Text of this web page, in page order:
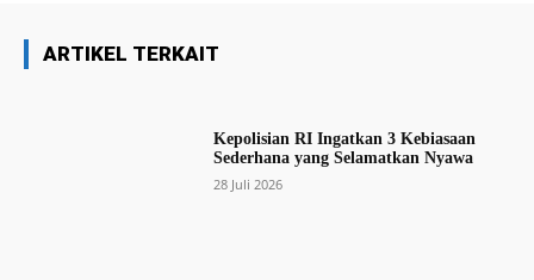
ARTIKEL TERKAIT
Kepolisian RI Ingatkan 3 Kebiasaan
Sederhana yang Selamatkan Nyawa
28 Juli 2026